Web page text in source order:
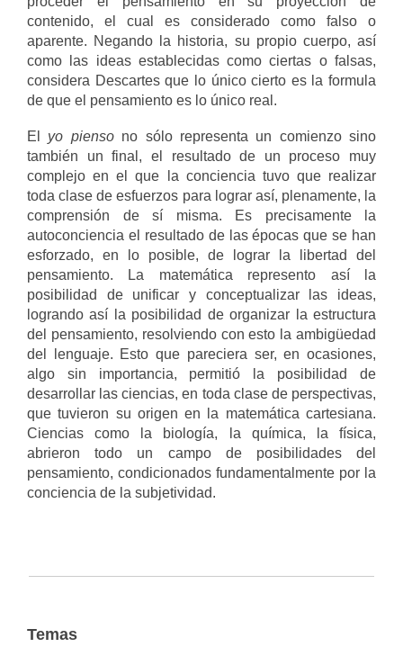
contenido, el cual es considerado como falso o
aparente. Negando la historia, su propio cuerpo, así
como las ideas establecidas como ciertas o falsas,
considera Descartes que lo único cierto es la formula
de que el pensamiento es lo único real.
El yo piensono sólo representa un comienzo sino
también un final, el resultado de un proceso muy
complejo en el que la conciencia tuvo que realizar
toda clase de esfuerzos para lograr así, plenamente, la
comprensión de sí misma. Es precisamente la
autoconciencia el resultado de las épocas que se han
esforzado, en lo posible, de lograr la libertad del
pensamiento. La matemática represento así la
posibilidad de unificar y conceptualizar las ideas,
logrando así la posibilidad de organizar la estructura
del pensamiento, resolviendo con esto la ambigüedad
del lenguaje. Esto que pareciera ser, en ocasiones,
algo sin importancia, permitió la posibilidad de
desarrollar las ciencias, en toda clase de perspectivas,
que tuvieron su origen en la matemática cartesiana.
Ciencias como la biología, la química, la física,
abrieron todo un campo de posibilidades del
pensamiento, condicionados fundamentalmente por la
conciencia de la subjetividad.
Temas